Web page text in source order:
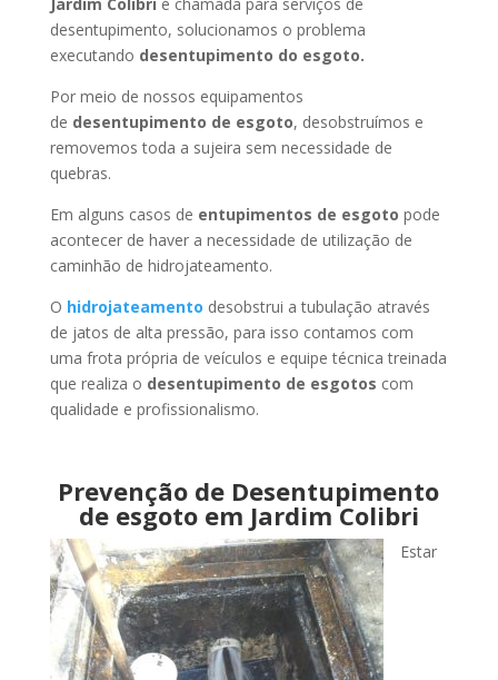
desentupimento, solucionamos o problema
executando desentupimento do esgoto.
Por meio de nossos equipamentos
de desentupimento de esgoto, desobstruímos e
removemos toda a sujeira sem necessidade de
quebras.
Em alguns casos de entupimentos de esgoto pode
acontecer de haver a necessidade de utilização de
caminhão de hidrojateamento.
O hidrojateamento desobstrui a tubulação através
de jatos de alta pressão, para isso contamos com
uma frota própria de veículos e equipe técnica treinada
que realiza o desentupimento de esgotos com
qualidade e profissionalismo.
Prevenção de Desentupimento
de esgoto em Jardim Colibri
Estar